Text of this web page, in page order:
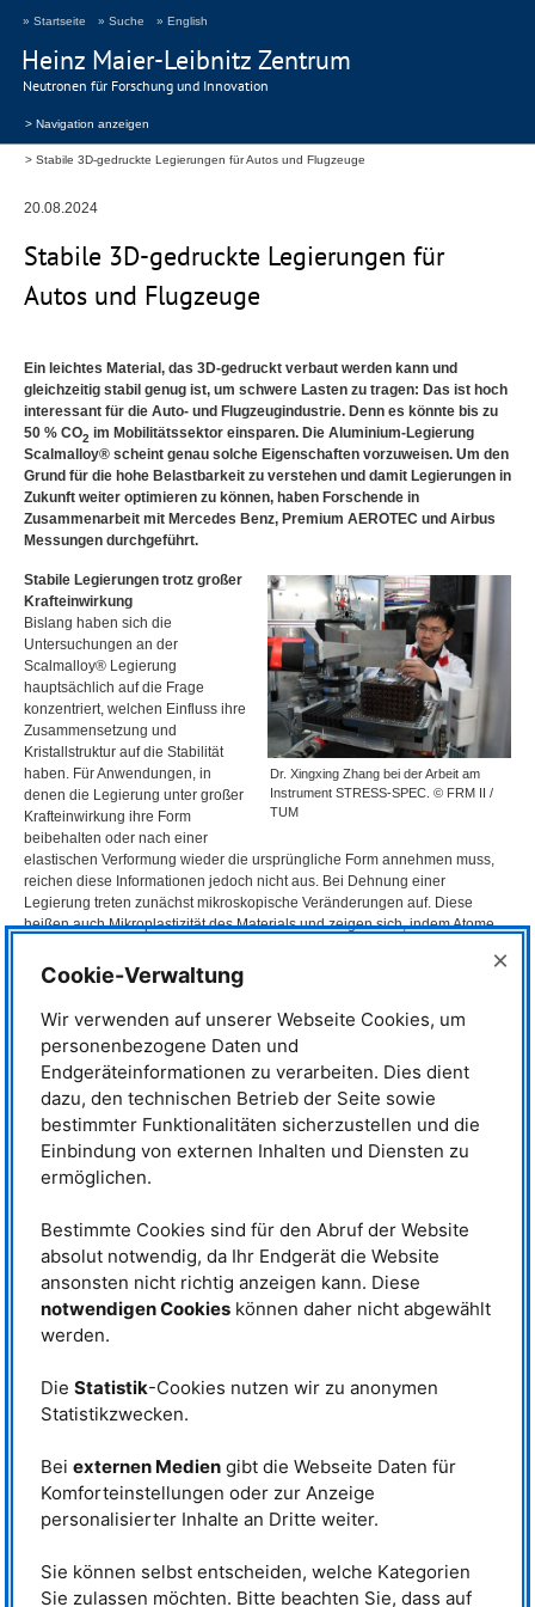
Heinz Maier-Leibnitz Zentrum
Neutronen für Forschung und Innovation
» Startseite » Suche » English
> Navigation anzeigen
Stabile 3D-gedruckte Legierungen für Autos und Flugzeuge
20.08.2024
Stabile 3D-gedruckte Legierungen für
Autos und Flugzeuge
Ein leichtes Material, das 3D-gedruckt verbaut werden kann und
gleichzeitig stabil genug ist, um schwere Lasten zu tragen: Das ist hoch
interessant für die Auto- und Flugzeugindustrie. Denn es könnte bis zu
50 % CO2 im Mobilitätssektor einsparen. Die Aluminium-Legierung
Scalmalloy® scheint genau solche Eigenschaften vorzuweisen. Um den
Grund für die hohe Belastbarkeit zu verstehen und damit Legierungen in
Zukunft weiter optimieren zu können, haben Forschende in
Zusammenarbeit mit Mercedes Benz, Premium AEROTEC und Airbus
Messungen durchgeführt.
Dr. Xingxing Zhang bei der Arbeit am
Instrument STRESS-SPEC. © FRM II /
TUM
Stabile Legierungen trotz großer
Krafteinwirkung
Bislang haben sich die
Untersuchungen an der
Scalmalloy® Legierung
hauptsächlich auf die Frage
konzentriert, welchen Einfluss ihre
Zusammensetzung und
Kristallstruktur auf die Stabilität
haben. Für Anwendungen, in
denen die Legierung unter großer
Krafteinwirkung ihre Form
beibehalten oder nach einer
elastischen Verformung wieder die ursprüngliche Form annehmen muss,
reichen diese Informationen jedoch nicht aus. Bei Dehnung einer
Legierung treten zunächst mikroskopische Veränderungen auf. Diese
heißen auch Mikroplastizität des Materials und zeigen sich, indem Atome
Dislokation bzw. einen Defekt aufweisen.
Erst später kommt es zur makroskopischen Deformation, die auch mit dem
bloßen Auge erkennbar ist. Das ist die so genannte Makroplastizität der
Legierung. „Wir brauchen ein tiefes Verständnis für die
Materialeigenschaften, um eine sichere und effiziente Nutzung der
Aluminium-Legierung zu ermöglichen“, sagt Dr. Xingxing Zhang über seine
Forschung in Kooperation mit Vertretern der Auto- und Flugzeugindustrie.
Röntgenstrahlen zur Untersuchung der Proben
Aktuell arbeitet Dr. Xingxing Zhang in Peking am Institut für
Hochenergiephysik der Chinesischen Akademie der Wissenschaften. Er
Instrumentwissenschaftler des Helmholtz Zentrum Hereon am MLZ, an der
Röntgenstrahlen zur Verfügung, um Kristallstrukturen und deren Defekte
hoch aufzulösen. Verglichen haben sie die Proben nach dem 3D-Druck
unbehandelt und in ausgehärtetem Zustand und das sowohl vor als auch
während der Belastung. Denn obwohl das Aushärten eine erprobte
sie die spezielle Zugmaschine verwendet, die am STRESS-SPEC
Instrument amMLZentwickelt wurde.
Häufung der Fehlstellen ist
Schlüssel zur Verbesserung der
Legierung
Während der kontinuierlichen
Dr. Xingxing Zhang verschiedene
Stadien der Deformation des
Cookie-Verwaltung ×
Wir verwenden auf unserer Webseite Cookies, um
personenbezogene Daten und
Endgeräteinformationen zu verarbeiten. Dies dient
dazu, den technischen Betrieb der Seite sowie
bestimmter Funktionalitäten sicherzustellen und die
Einbindung von externen Inhalten und Diensten zu
ermöglichen.
Bestimmte Cookies sind für den Abruf der Website
absolut notwendig, da Ihr Endgerät die Website
ansonsten nicht richtig anzeigen kann. Diese
notwendigen Cookieskönnen daher nicht abgewählt
werden.
Die Statistik-Cookies nutzen wir zu anonymen
Statistikzwecken.
Bei externen Mediengibt die Webseite Daten für
Komforteinstellungen oder zur Anzeige
personalisierter Inhalte an Dritte weiter.
Sie können selbst entscheiden, welche Kategorien
Sie zulassen möchten. Bitte beachten Sie, dass auf